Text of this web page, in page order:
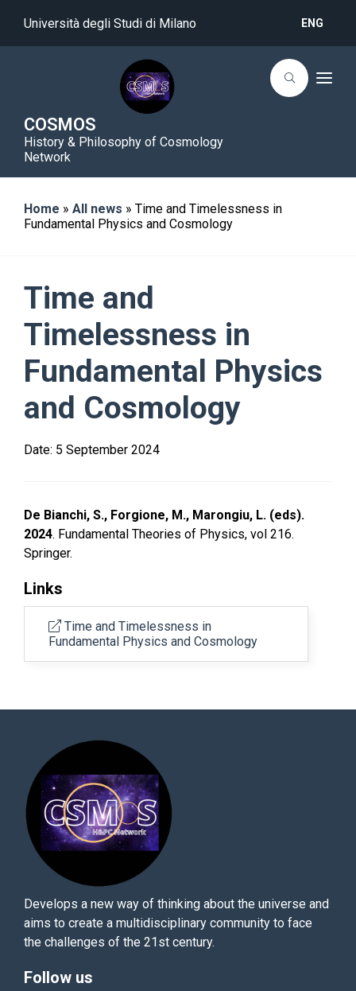
Università degli Studi di Milano ENG
COSMOS
History & Philosophy of Cosmology
Network
T
v
Home » All news » Time and Timelessness in
Fundamental Physics and Cosmology
Time and
Timelessness in
Fundamental Physics
and Cosmology
Date: 5 September 2024
De Bianchi, S., Forgione, M., Marongiu, L. (eds).
2024. Fundamental Theories of Physics, vol 216.
Springer.
Links
Time and Timelessness in
Fundamental Physics and Cosmology
Develops a new way of thinking about the universe and
aims to create a multidisciplinary community to face
the challenges of the 21st century.
Follow us